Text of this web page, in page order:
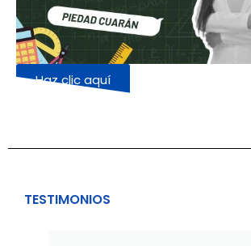
Haz clic aquí
TESTIMONIOS